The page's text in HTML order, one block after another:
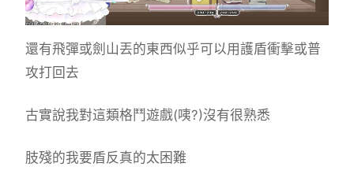
還有飛彈或劍山丟的東西似乎可以用護盾衝擊或普
攻打回去
古實說我對這類格鬥遊戲(咦?)沒有很熟悉
肢殘的我要盾反真的太困難